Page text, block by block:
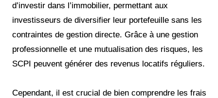
d’investir dans l’immobilier, permettant aux
investisseurs de diversifier leur portefeuille sans les
contraintes de gestion directe. Grâce à une gestion
professionnelle et une mutualisation des risques, les
SCPI peuvent générer des revenus locatifs réguliers.
Cependant, il est crucial de bien comprendre les frais